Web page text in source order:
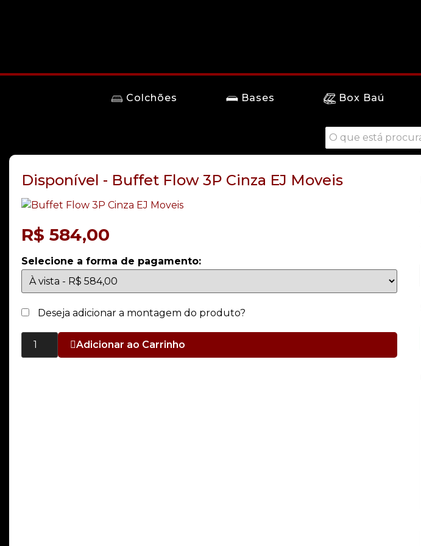
Colchões Bases Box Baú
Disponível - Buffet Flow 3P Cinza EJ Moveis
R$ 584,00
Selecione a forma de pagamento:
Deseja adicionar a montagem do produto?
Adicionar ao Carrinho